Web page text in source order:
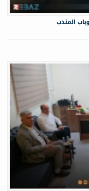
المندب